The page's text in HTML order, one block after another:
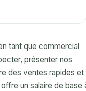
tant que commercial
présenter nos
des ventes rapides et
un salaire de base